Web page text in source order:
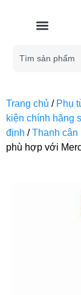
Trang chủ / Phụ
kiện chính hãng
định /Thanh cân
phù hợp với